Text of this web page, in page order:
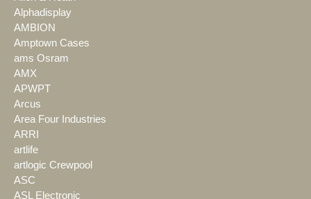
Alphadisplay
AMBION
Amptown Cases
ams Osram
AMX
APWPT
Arcus
Area Four Industries
ARRI
artlife
artlogic Crewpool
ASC
ASL Electronic